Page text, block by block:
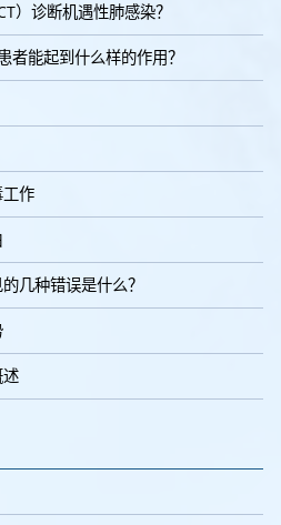
）诊断机遇性肺感染？
者能起到什么样的作用？
作
几种错误是什么？